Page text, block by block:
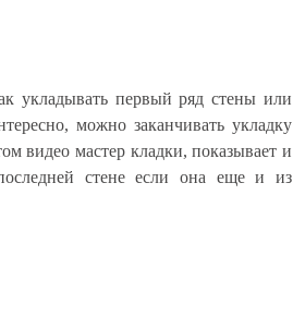
укладывать первый ряд стены или
можно заканчивать укладку
видео мастер кладки, показывает и
стене если она еще и из